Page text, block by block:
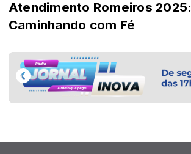
Atendimento Romeiros 2025:
Caminhando com Fé